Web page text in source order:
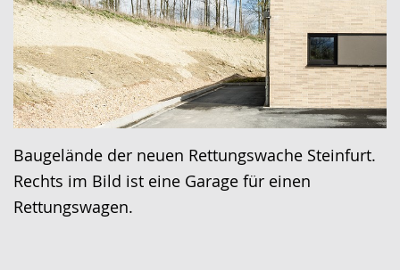
Baugelände der neuen Rettungswache Steinfurt.
Rechts im Bild ist eine Garage für einen
Rettungswagen.